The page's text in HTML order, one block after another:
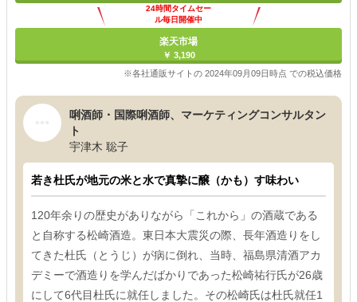
24時間タイムセー
ル毎日開催中
楽天市場
￥ 3,190
※各社通販サイトの 2024年09月09日時点 での税込価格
唎酒師・国際唎酒師、マーケティングコンサルタン
ト
宇津木 聡子
若き杜氏が地元の米と水で真摯に醸（かも）す味わい
120年余りの歴史がありながら「これから」の酒蔵である
と自称する松崎酒造。東日本大震災の際、長年酒造りをし
てきた杜氏（とうじ）が病に倒れ、当時、福島県清酒アカ
デミーで酒造りを学んだばかりであった松崎祐行氏が26歳
にして6代目杜氏に就任しました。その松崎氏は杜氏就任1